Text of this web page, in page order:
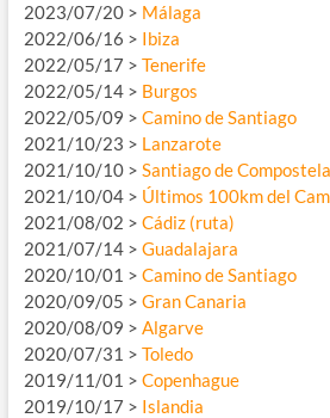
2023/07/20 > Málaga
2022/06/16 > Ibiza
2022/05/17 > Tenerife
2022/05/14 > Burgos
2022/05/09 > Camino de Santiago
2021/10/23 > Lanzarote
2021/10/10 > Santiago de Compostela
2021/10/04 > Últimos 100km del
2021/08/02 > Cádiz (ruta)
2021/07/14 > Guadalajara
2020/10/01 > Camino de Santiago
2020/09/05 > Gran Canaria
2020/08/09 > Algarve
2020/07/31 > Toledo
2019/11/01 > Copenhague
2019/10/17 > Islandia